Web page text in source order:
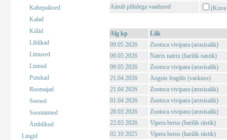
Kahepaiksed
Kalad
Kiilid
Liblikad
Limused
Linnud
Putukad
Roomajad
Seened
Soontaimed
Ämblikud
Lingid
Ainult piltidega vaatlused
(Kuva
Alg kp
Liik
09.05 2026
Zootoca vivipara (arusisalik)
09.05 2026
Natrix natrix (harilik nastik)
09.05 2026
Zootoca vivipara (arusisalik)
21.04 2026
Anguis fragilis (vaskuss)
21.04 2026
Zootoca vivipara (arusisalik)
01.04 2026
Zootoca vivipara (arusisalik)
28.03 2026
Zootoca vivipara (arusisalik)
22.03 2026
Vipera berus (harilik rästik)
02.10 2025
Vipera berus (harilik rästik)